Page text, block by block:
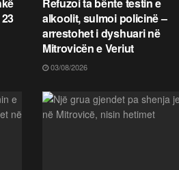
Refuzoi ta bënte testin e
alkoolit, sulmoi policinë –
arrestohet i dyshuari në
Mitrovicën e Veriut
03/08/2026